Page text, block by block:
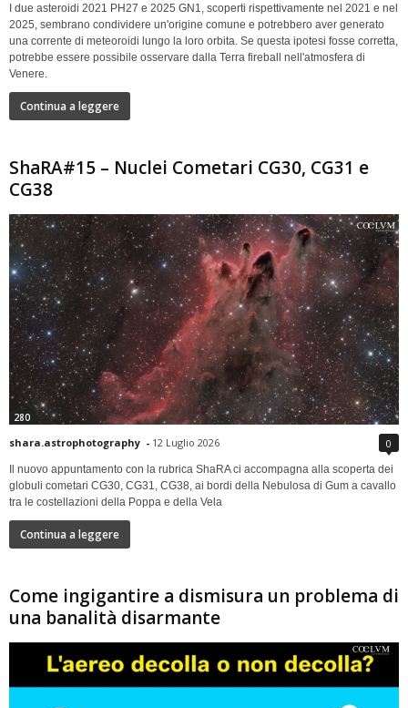
I due asteroidi 2021 PH27 e 2025 GN1, scoperti rispettivamente nel 2021 e nel
2025, sembrano condividere un'origine comune e potrebbero aver generato
una corrente di meteoroidi lungo la loro orbita. Se questa ipotesi fosse corretta,
potrebbe essere possibile osservare dalla Terra fireball nell'atmosfera di
Venere.
Continua a leggere
ShaRA#15 – Nuclei Cometari CG30, CG31 e
CG38
280
shara.astrophotography - 12 Luglio 2026 0
Il nuovo appuntamento con la rubrica ShaRA ci accompagna alla scoperta dei
globuli cometari CG30, CG31, CG38, ai bordi della Nebulosa di Gum a cavallo
tra le costellazioni della Poppa e della Vela
Continua a leggere
Come ingigantire a dismisura un problema di
una banalità disarmante